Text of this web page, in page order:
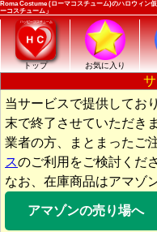
Roma Costume (ローマコスチューム)のハロウィン
ーコスチューム」
トップ お気に入り
当サービスで提供してお
末で終了させていただき
業者の方、まとまったご
スのご利用をご検討くださ
なお、在庫商品はアマゾ
アマゾンの売り場へ